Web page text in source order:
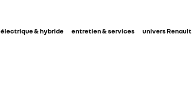
électrique & hybride entretien & services univers Renault